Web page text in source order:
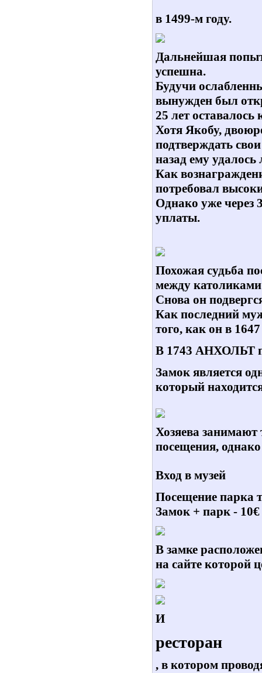
в 1499-м году.
Дальнейшая
успешна.
Будучи
вынужден был
25 лет оставалось
Хотя Якобу,
подтверждать
назад ему
Как
потребовал
Однако уже через
уплаты.
Похожая судьба
между католиками
Снова он
Как последний
того, как он в
В 1743 АНХОЛЬТ
Замок является
который
Хозяева занимают
посещения, однако
Вход в музей
Посещение парка
Замок + парк - 10€
В замке
на сайте которой
И
ресторан
, в котором